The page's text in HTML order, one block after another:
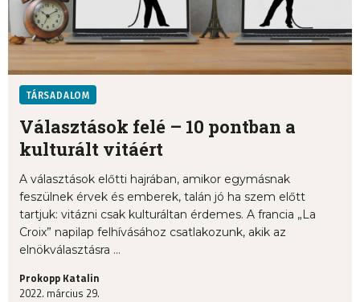
TÁRSADALOM
Választások felé – 10 pontban a
kulturált vitáért
A választások előtti hajrában, amikor egymásnak
feszülnek érvek és emberek, talán jó ha szem előtt
tartjuk: vitázni csak kulturáltan érdemes. A francia „La
Croix” napilap felhívásához csatlakozunk, akik az
elnökválasztásra ...
Prokopp Katalin
2022. március 29.